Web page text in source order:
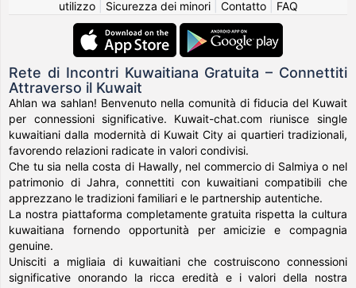
utilizzo| Sicurezza dei minori| Contatto| FAQ
Rete di Incontri Kuwaitiana Gratuita – Connettiti
Attraverso il Kuwait
Ahlan wa sahlan! Benvenuto nella comunità di fiducia del Kuwait
per connessioni significative. Kuwait-chat.com riunisce single
kuwaitiani dalla modernità di Kuwait City ai quartieri tradizionali,
favorendo relazioni radicate in valori condivisi.
Che tu sia nella costa di Hawally, nel commercio di Salmiya o nel
patrimonio di Jahra, connettiti con kuwaitiani compatibili che
apprezzano le tradizioni familiari e le partnership autentiche.
La nostra piattaforma completamente gratuita rispetta la cultura
kuwaitiana fornendo opportunità per amicizie e compagnia
genuine.
Unisciti a migliaia di kuwaitiani che costruiscono connessioni
significative onorando la ricca eredità e i valori della nostra